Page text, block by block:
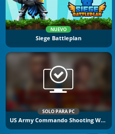
NUEVO
Siege Battleplan
SOLO PARA PC
US Army Commando Shooting Warzone